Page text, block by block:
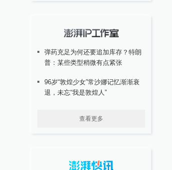
弹药充足为何还要追加库存？特朗
普：某些类型稍微有点紧张
96岁“敦煌少女”常沙娜记忆渐渐衰
退，未忘“我是敦煌人”
查看更多